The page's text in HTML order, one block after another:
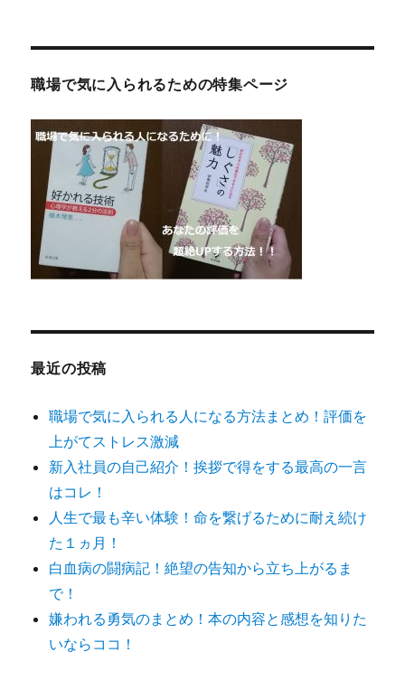
職場で気に入られるための特集ページ
最近の投稿
職場で気に入られる人になる方法まとめ！評価を
上がてストレス激減
新入社員の自己紹介！挨拶で得をする最高の一言
はコレ！
人生で最も辛い体験！命を繋げるために耐え続け
た１ヵ月！
白血病の闘病記！絶望の告知から立ち上がるま
で！
嫌われる勇気のまとめ！本の内容と感想を知りた
いならココ！